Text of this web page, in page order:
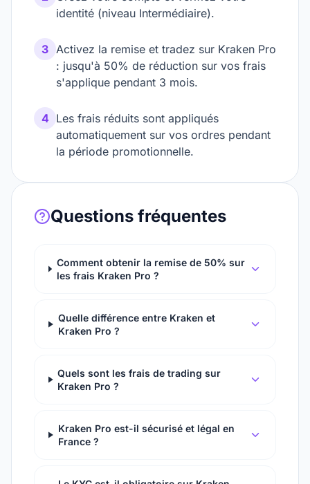
identité (niveau Intermédiaire).
3 Activez la remise et tradez sur Kraken Pro
: jusqu'à 50% de réduction sur vos frais
s'applique pendant 3 mois.
4 Les frais réduits sont appliqués
automatiquement sur vos ordres pendant
la période promotionnelle.
Questions fréquentes
Comment obtenir la remise de 50% sur
les frais Kraken Pro ?
Quelle différence entre Kraken et
Kraken Pro ?
Quels sont les frais de trading sur
Kraken Pro ?
Kraken Pro est-il sécurisé et légal en
France ?